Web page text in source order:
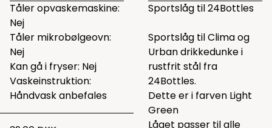
Tåler opvaskemaskine:
Nej
Tåler mikrobølgeovn:
Nej
Kan gå i fryser: Nej
Vaskeinstruktion:
Håndvask anbefales
Sportslåg til 24Bottles
Sportslåg til Clima og
Urban drikkedunke i
rustfrit stål fra
24Bottles.
Dette er i farven Light
Green
Låget passer til alle